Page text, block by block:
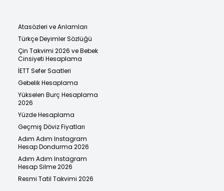
Atasözleri ve Anlamları
Türkçe Deyimler Sözlüğü
Çin Takvimi 2026 ve Bebek
Cinsiyeti Hesaplama
İETT Sefer Saatleri
Gebelik Hesaplama
Yükselen Burç Hesaplama
2026
Yüzde Hesaplama
Geçmiş Döviz Fiyatları
Adım Adım Instagram
Hesap Dondurma 2026
Adım Adım Instagram
Hesap Silme 2026
Resmi Tatil Takvimi 2026